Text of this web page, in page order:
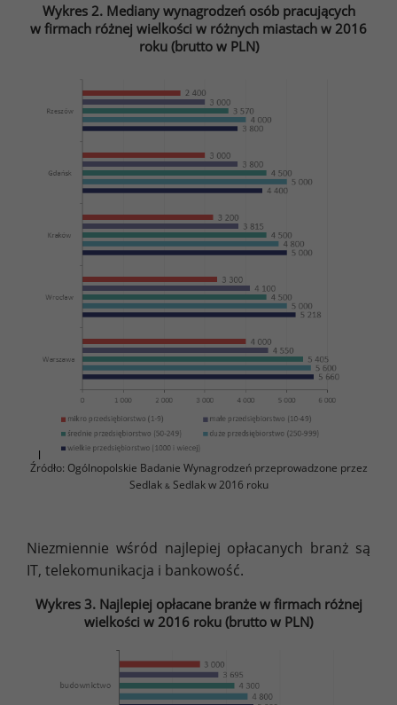
Wykres 2. Mediany wynagrodzeń osób pracujących
w firmach różnej wielkości w różnych miastach w 2016
roku (brutto w PLN)
Źródło: Ogólnopolskie Badanie Wynagrodzeń przeprowadzone przez
Sedlak &Sedlak w 2016 roku
Niezmiennie wśród najlepiej opłacanych branż są
IT, telekomunikacja i bankowość.
Wykres 3. Najlepiej opłacane branże w firmach różnej
wielkości w 2016 roku (brutto w PLN)